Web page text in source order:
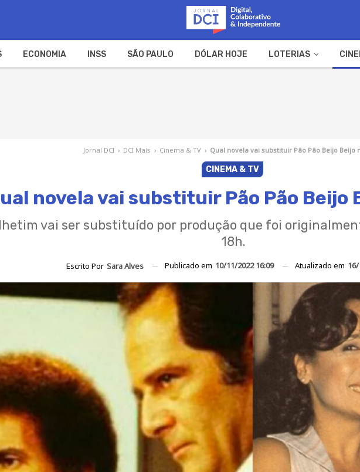
ECONOMIA INSS SÃO PAULO DÓLAR HOJE LOTERIAS
Jornal DCI › DCI Mais › Cinema & TV › Qual novela vai substituir Pão Pão Beijo Beijo
CINEMA & TV
novela vai substituir Pão Pão Beijo
vai ser substituído por produção que foi
18h.
Escrito Por Sara Alves Publicado em 10/11/2022 16:09 Atualizado em